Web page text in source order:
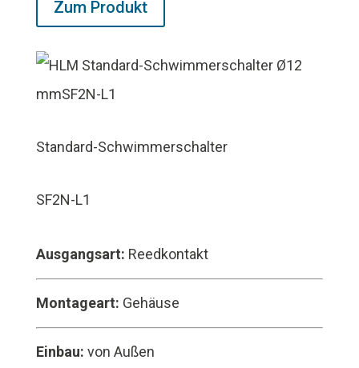
Zum Produkt
Standard-Schwimmerschalter
SF2N-L1
Ausgangsart: Reedkontakt
Montageart: Gehäuse
Einbau: von Außen